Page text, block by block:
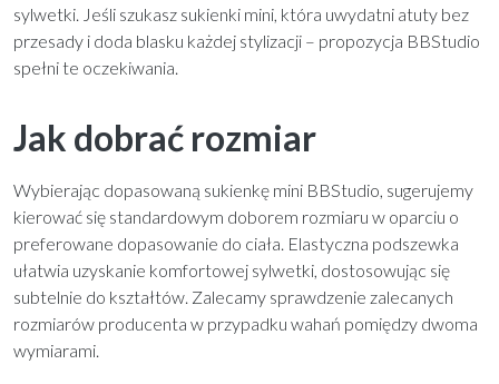
sylwetki. Jeśli szukasz sukienki mini, która uwydatni atuty bez
przesady i doda blasku każdej stylizacji – propozycja BBStudio
spełni te oczekiwania.
Jak dobrać rozmiar
Wybierając dopasowaną sukienkę mini BBStudio, sugerujemy
kierować się standardowym doborem rozmiaru w oparciu o
preferowane dopasowanie do ciała. Elastyczna podszewka
ułatwia uzyskanie komfortowej sylwetki, dostosowując się
subtelnie do kształtów. Zalecamy sprawdzenie zalecanych
rozmiarów producenta w przypadku wahań pomiędzy dwoma
wymiarami.